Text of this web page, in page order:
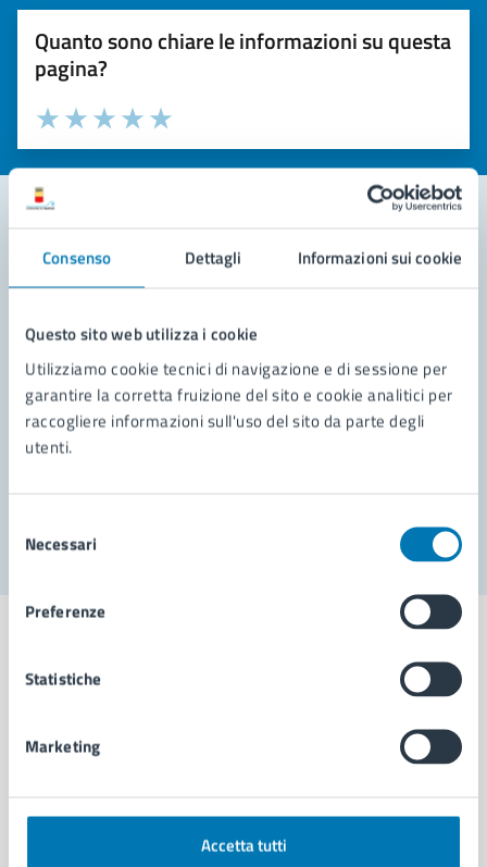
Consenso Dettagli Informazioni sui cookie
Questo sito web utilizza i cookie
Utilizziamo cookie tecnici di navigazione e di sessione per
garantire la corretta fruizione del sito e cookie analitici per
raccogliere informazioni sull'uso del sito da parte degli
utenti.
delNecessari
Preferenze
Statistiche
Marketing
Accetta tutti
Quanto sono chiare le informazioni su questa
pagina?
Valuta la chiarezza delle informazioni (da 1 a 5 stelle)
Seleziona il numero di stelle per valutare la chiarezza delle
Valuta 5 stelle su 5
Valuta 4 stelle su 5
Valuta 3 stelle su 5
Valuta 2 stelle su 5
Valuta 1 stelle su 5
Contatta il comune
Richiedi assistenza
Prenota appuntamento
Problemi in città
Aree amministrative